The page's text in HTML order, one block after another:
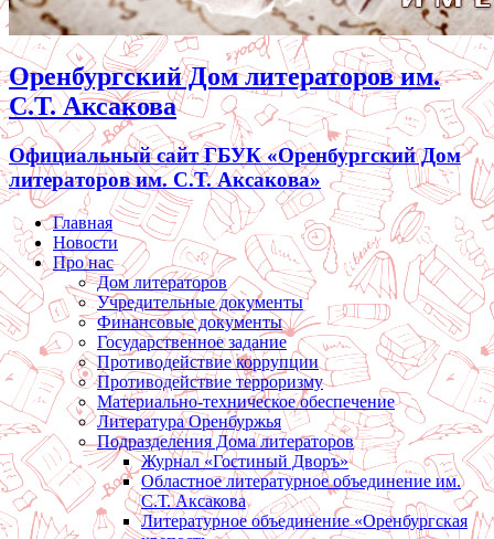
Оренбургский Дом литераторов им.
С.Т. Аксакова
Официальный сайт ГБУК «Оренбургский Дом
литераторов им. С.Т. Аксакова»
Главная
Новости
Про нас
Дом литераторов
Учредительные документы
Финансовые документы
Государственное задание
Противодействие коррупции
Противодействие терроризму
Материально-техническое обеспечение
Литература Оренбуржья
Подразделения Дома литераторов
Журнал «Гостиный Дворъ»
Областное литературное объединение им.
С.Т. Аксакова
Литературное объединение «Оренбургская